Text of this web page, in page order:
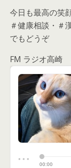
今日も最高の笑
＃健康相談・＃
でもどうぞ
FM ラジオ高崎